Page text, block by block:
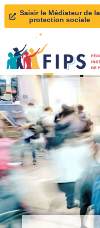
Saisir le Médiateur de la
protection sociale